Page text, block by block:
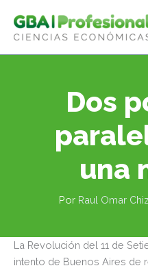
contenido
Dos
una
Por Raul Omar
La Revolución del 11 de
intento de Buenos Aires de